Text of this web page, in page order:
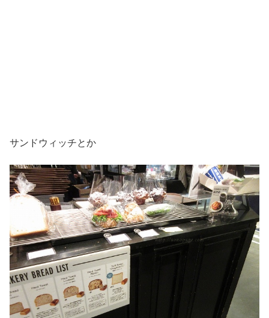
サンドウィッチとか